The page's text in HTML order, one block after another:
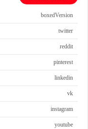
boxedVersion
twitter
reddit
pinterest
linkedin
vk
instagram
youtube